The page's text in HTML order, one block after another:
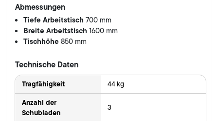
Abmessungen
Tiefe Arbeitstisch700 mm
Breite Arbeitstisch1600 mm
Tischhöhe850 mm
Technische Daten
Tragfähigkeit 44 kg
Anzahl der
Schubladen
3